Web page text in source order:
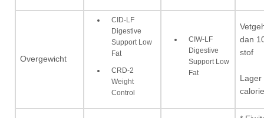
Overgewicht
CID-LF
Digestive
Support Low
Fat
CRD-2
Weight
Control
CIW-LF
Digestive
Support Low
Fat
dan
stof